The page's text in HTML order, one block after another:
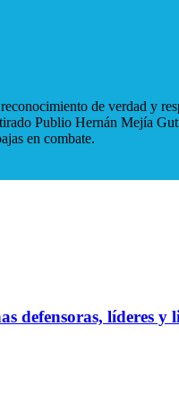
de verdad y
Publio Hernán Mejía
en combate.
defensoras, líderes y